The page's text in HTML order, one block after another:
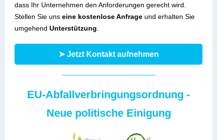
dass Ihr Unternehmen den Anforderungen gerecht wird.
Stellen Sie uns eine kostenlose Anfrage und erhalten Sie
umgehend Unterstützung
➤ Jetzt Kontakt aufnehmen
EU-Abfallverbringungsordnung -
Neue politische Einigung